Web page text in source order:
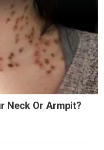
Neck Or Armpit?